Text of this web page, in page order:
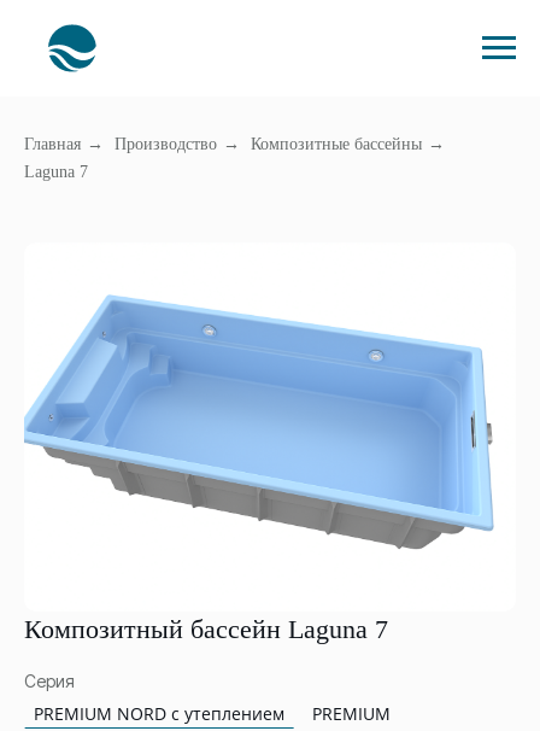
Главная → Производство → Композитные бассейны →
Laguna 7
Композитный бассейн Laguna 7
Серия
PREMIUM NORD c утеплением PREMIUM